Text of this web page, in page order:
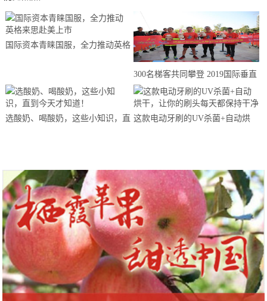
国际资本青睐国服，全力推动英格
300名梯客共同攀登 2019国际垂直
马拉松超级精英赛顺德海骏达中心
站欢乐开跑
选酸奶、喝酸奶，这些小知识，直 这款电动牙刷的UV杀菌+自动烘